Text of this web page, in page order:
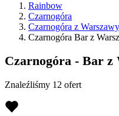
Rainbow
Czarnogóra
Czarnogóra z Warszawy
Czarnogóra Bar z
Czarnogóra - Bar z
Znaleźliśmy 12 ofert